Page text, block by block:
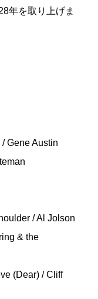
年を取り上げま
Gene Austin
/ Al Jolson
& the
(Dear) / Cliff